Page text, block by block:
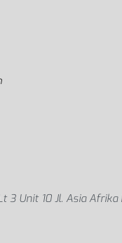
3 Unit 10 Jl. Asia Afrika